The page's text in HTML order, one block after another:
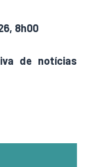
8h00
de notícias